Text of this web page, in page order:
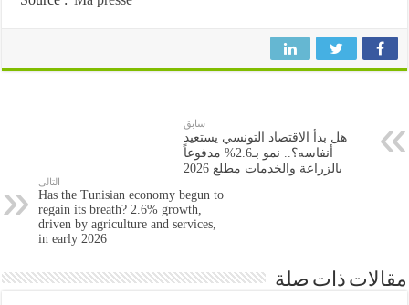
سابق
هل بدأ الاقتصاد التونسي يستعيد
أنفاسه؟.. نمو بـ2.6% مدفوعاً
بالزراعة والخدمات مطلع 2026
التالى
Has the Tunisian economy begun to
regain its breath? 2.6% growth,
driven by agriculture and services,
in early 2026
مقالات ذات صلة